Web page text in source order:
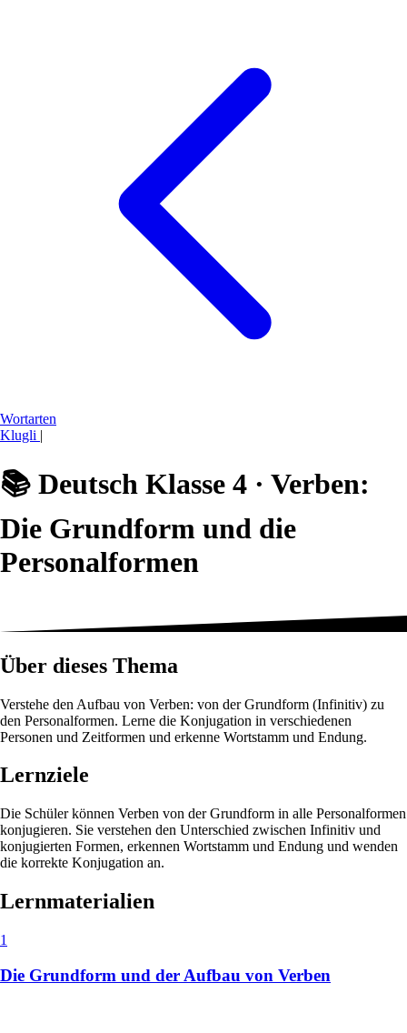
Wortarten
Klugli |
📚 Deutsch Klasse 4 · Verben:
Die Grundform und die
Personalformen
Über dieses Thema
Verstehe den Aufbau von Verben: von der Grundform (Infinitiv) zu
den Personalformen. Lerne die Konjugation in verschiedenen
Personen und Zeitformen und erkenne Wortstamm und Endung.
Lernziele
Die Schüler können Verben von der Grundform in alle Personalformen
konjugieren. Sie verstehen den Unterschied zwischen Infinitiv und
konjugierten Formen, erkennen Wortstamm und Endung und wenden
die korrekte Konjugation an.
Lernmaterialien
1
Die Grundform und der Aufbau von Verben